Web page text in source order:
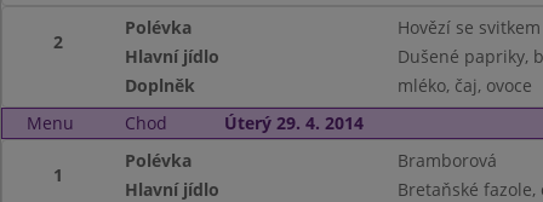
2
Polévka
Hovězí se svitkem
Hlavní jídlo
Dušené papriky,
Doplněk
mléko, čaj, ovoce
Menu
Chod Úterý 29. 4. 2014
1
Polévka
Bramborová
Hlavní jídlo
Bretaňské fazole,